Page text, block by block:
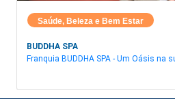
Saúde, Beleza e Bem Estar
BUDDHA SPA
Franquia BUDDHA SPA - Um Oásis na